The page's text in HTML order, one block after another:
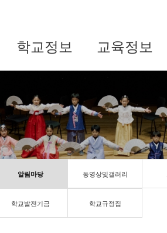
학교정보 교육정보
알림마당 동영상및갤러리
학교발전기금 학교규정집